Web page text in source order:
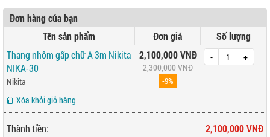
Đơn hàng của bạn
Tên sản phẩm
Đơn giá
Số lượng
Thang nhôm gấp chữ A 3m Nikita
NIKA-30
Nikita
Xóa khỏi giỏ hàng
2,100,000 VNĐ
2,300,000 VNĐ
-9%
- +
Thành tiền:
2,100,000 VNĐ